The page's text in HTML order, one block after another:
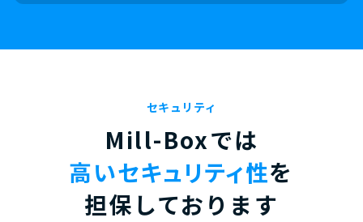
セキュリティ
Mill-Boxでは
高いセキュリティ性を
担保しております